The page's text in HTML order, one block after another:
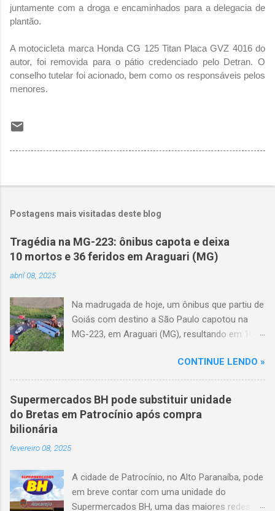
juntamente com a droga e encaminhados para a delegacia de
plantão.
A motocicleta marca Honda CG 125 Titan Placa GVZ 4016 do
autor, foi removida para o pátio credenciado pelo Detran. O
conselho tutelar foi acionado, bem como os responsáveis pelos
menores.
Postagens mais visitadas deste blog
Tragédia na MG-223: ônibus capota e deixa
10 mortos e 36 feridos em Araguari (MG)
abril 08, 2025
Na madrugada de hoje, um ônibus que partiu de
Goiás com destino a São Paulo capotou na
MG-223, em Araguari (MG), resultando em 10
volta das 3h40, próximo ao trevo de Queixinho,
quando o motorista perdeu o controle do
veículo, atravessou o canteiro central e
capotou em uma alça de acesso. Entre as
vítimas fatais, há duas crianças de
CONTINUE LENDO »
Supermercados BH pode substituir unidade
do Bretas em Patrocínio após compra
bilionária
fevereiro 08, 2025
A cidade de Patrocínio, no Alto Paranaíba, pode
em breve contar com uma unidade do
Supermercados BH, uma das maiores redes do